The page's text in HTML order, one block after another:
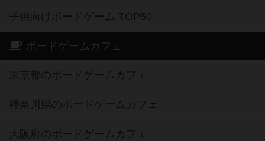
子供向けボードゲーム TOP50
ボードゲームカフェ
東京都のボードゲームカフェ
神奈川県のボードゲームカフェ
大阪府のボードゲームカフェ